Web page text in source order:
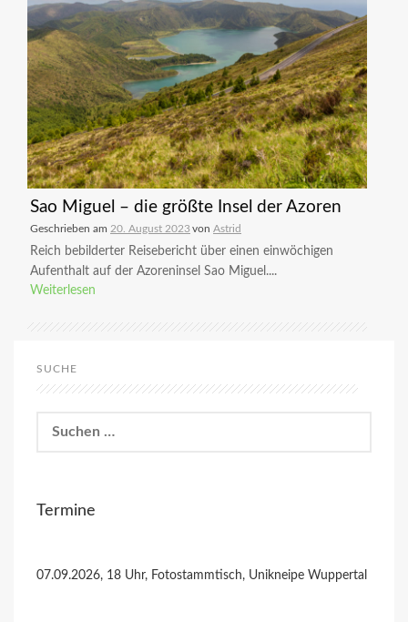
Sao Miguel – die größte Insel der Azoren
Geschrieben am 20. August 2023 von Astrid
Reich bebilderter Reisebericht über einen einwöchigen
Aufenthalt auf der Azoreninsel Sao Miguel....
Weiterlesen
SUCHE
nach:
Termine
07.09.2026, 18 Uhr, Fotostammtisch, Unikneipe Wuppertal